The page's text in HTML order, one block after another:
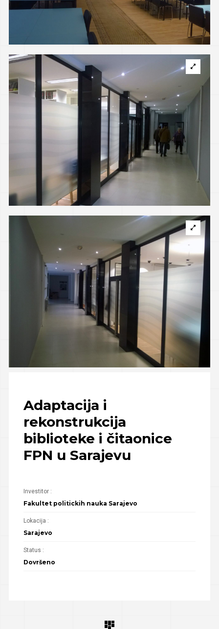
Adaptacija i
rekonstrukcija
biblioteke i čitaonice
FPN u Sarajevu
Investitor :
Fakultet politickih nauka Sarajevo
Lokacija :
Sarajevo
Status :
Dovršeno